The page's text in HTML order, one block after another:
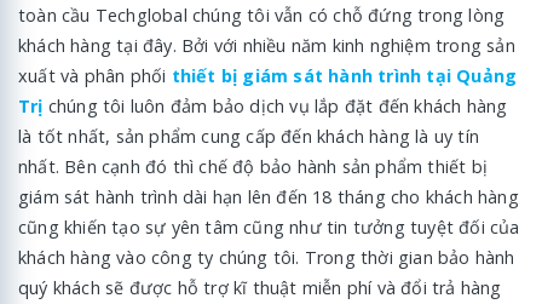
toàn cầu Techglobal chúng tôi vẫn có chỗ đứng trong lòng
khách hàng tại đây. Bởi với nhiều năm kinh nghiệm trong sản
xuất và phân phối thiết bị giám sát hành trình tại Quảng
Trị chúng tôi luôn đảm bảo dịch vụ lắp đặt đến khách hàng
là tốt nhất, sản phẩm cung cấp đến khách hàng là uy tín
nhất. Bên cạnh đó thì chế độ bảo hành sản phẩm thiết bị
giám sát hành trình dài hạn lên đến 18 tháng cho khách hàng
cũng khiến tạo sự yên tâm cũng như tin tưởng tuyệt đối của
khách hàng vào công ty chúng tôi. Trong thời gian bảo hành
quý khách sẽ được hỗ trợ kĩ thuật miễn phí và đổi trả hàng